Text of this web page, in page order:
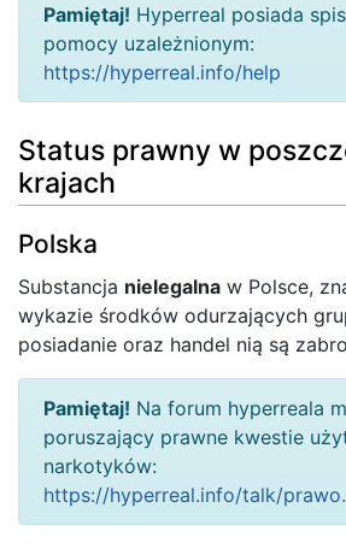
Pamiętaj! Hyperreal posiada
pomocy uzależnionym:
https://hyperreal.info/help
Status prawny w
krajach
Polska
Substancja nielegalna w Polsce,
wykazie środków odurzających
posiadanie oraz handel nią są
Pamiętaj! Na forum hyperreala
poruszający prawne kwestie
narkotyków:
https://hyperreal.info/talk/